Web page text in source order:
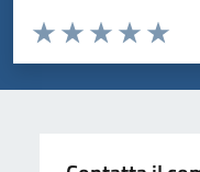
Domanda
Valuta da 1 a 5 stelle la
Valuta
Valuta 4
Valuta 3 stelle
Valuta 2 stelle su
Valuta 1 stelle su 5